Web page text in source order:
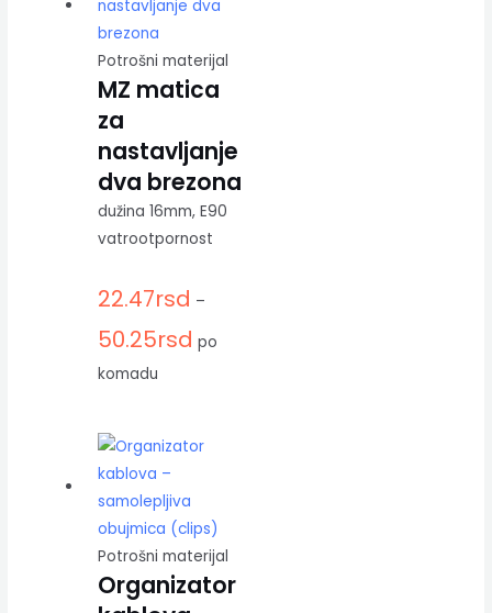
Potrošni materijal
MZ matica
za
nastavljanje
dva brezona
dužina 16mm, E90
vatrootpornost
22.47rsd –
50.25rsd po
komadu
Potrošni materijal
Organizator